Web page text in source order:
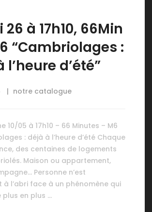
26 à 17h10, 66Min
“Cambriolages :
l’heure d’été”
notre catalogue
10/05 à 17h10 – 66 Minutes – M6
: déjà à l’heure d’été Chaque
des centaines de logements
Maison ou appartement,
Personne n’est
l’abri face à un phénomène qui
plus en plus …